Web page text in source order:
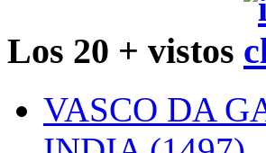
Los 20 + vistos
VASCO DA